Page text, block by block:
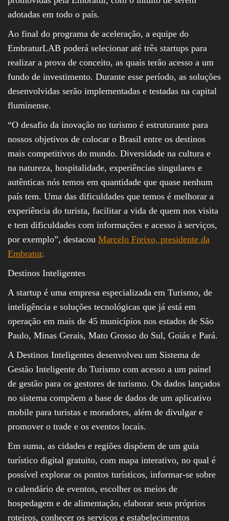
adotadas em todo o país.
Ao final do programa de aceleração, a equipe do
EmbraturLAB poderá selecionar até três startups para
realizar a prova de conceito, as quais terão acesso a um
fundo de investimento. Durante esse período, as soluções
desenvolvidas serão implementadas e testadas na capital
fluminense.
“O desafio da inovação no turismo é estruturante para
nossos objetivos de colocar o Brasil entre os destinos
mais competitivos do mundo. Diversidade na cultura e
na natureza, hospitalidade, experiências singulares e
autênticas nós temos em quantidade que quase nenhum
país tem. Uma das dificuldades que temos é melhorar a
experiência do turista, facilitar a vida de quem nos visita
e tem dificuldades com informações e acesso à serviços,
por exemplo”, destacou Marcelo Freixo, presidente da
Embratur.
Destinos Inteligentes
A startup é uma empresa especializada em Turismo, de
inteligência e soluções tecnológicas que já está em
operação em mais de 45 municípios nos estados de São
Paulo, Minas Gerais, Mato Grosso do Sul, Goiás e Pará.
A Destinos Inteligentes desenvolveu um Sistema de
Gestão Inteligente do Turismo com acesso a um painel
de gestão para os gestores de turismo. Os dados lançados
no sistema compõem a base de dados de um aplicativo
mobile para turistas e moradores, além de divulgar e
promover o trade e os eventos locais.
Em suma, as cidades e regiões dispõem de um guia
turístico digital gratuito, com mapa interativo, no qual é
possível explorar os pontos turísticos, informar-se sobre
o calendário de eventos, escolher os meios de
hospedagem e de alimentação, elaborar seus próprios
roteiros, conhecer os serviços e estabelecimentos